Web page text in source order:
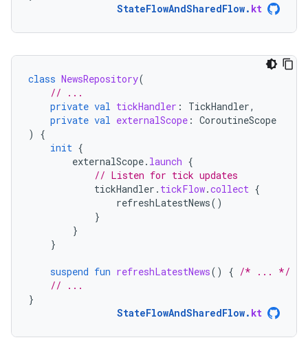
StateFlowAndSharedFlow. kt
class NewsRepository(
// ...
private val tickHandler : TickHandler,
private val externalScope : CoroutineScope
)
{
init {
externalScope. launch {
// Listen for tick updates
tickHandler . tickFlow.collect {
refreshLatestNews()
}
}
}
suspend fun refreshLatestNews() { /* ... */
// ...
}
StateFlowAndSharedFlow. kt